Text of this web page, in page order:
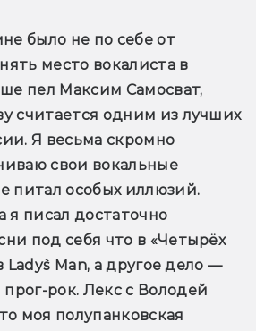
было не по себе от
место вокалиста в
пел Максим Самосват,
считается одним из лучших
Я весьма скромно
свои вокальные
питал особых иллюзий.
я писал достаточно
под себя что в «Четырёх
Lady`s Man, а другое дело —
рок. Лекс с Володей
моя полупанковская